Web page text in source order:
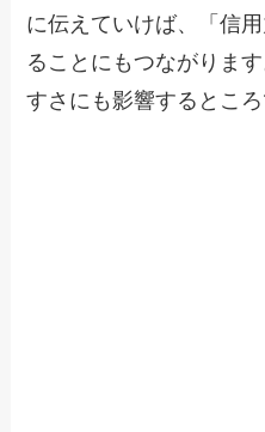
に伝えていけば、「信
ることにもつながりま
すさにも影響するところ